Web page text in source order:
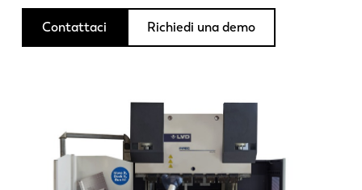
Contattaci Richiedi una demo
Settori e soluzioni